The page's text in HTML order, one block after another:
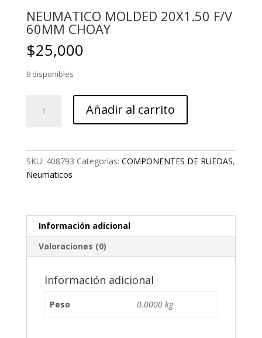
NEUMATICO MOLDED 20X1.50 F/V
60MM CHOAY
$25,000
9 disponibles
MOLDED
Añadir al carrito
SKU: 408793 Categorías: COMPONENTES DE RUEDAS,
Neumaticos
Información adicional
Valoraciones (0)
Información adicional
Peso 0.0000 kg